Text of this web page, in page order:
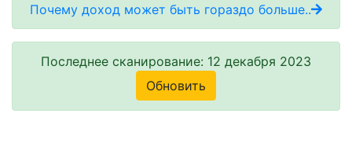
Почему доход может быть гораздо больше..
Последнее сканирование: 12 декабря 2023
Обновить